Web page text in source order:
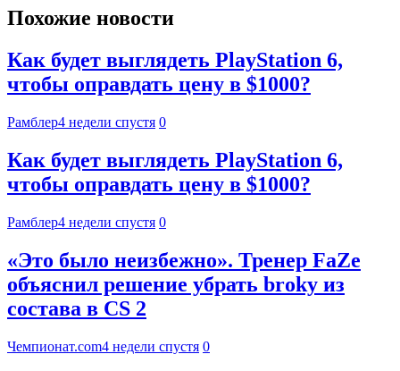
Похожие новости
Как будет выглядеть PlayStation 6,
чтобы оправдать цену в $1000?
Рамблер4 недели спустя 0
Как будет выглядеть PlayStation 6,
чтобы оправдать цену в $1000?
Рамблер4 недели спустя 0
«Это было неизбежно». Тренер FaZe
объяснил решение убрать broky из
состава в CS 2
Чемпионат.com4 недели спустя 0